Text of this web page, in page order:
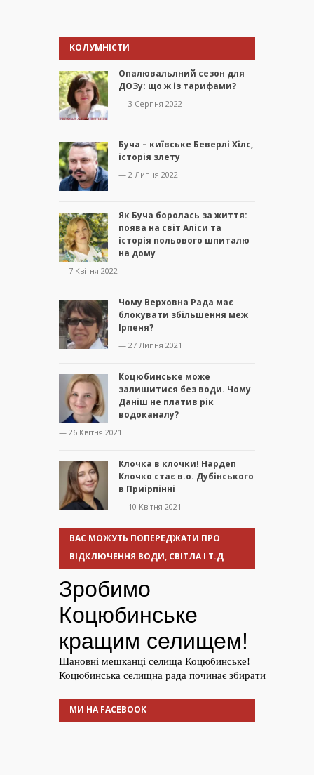
КОЛУМНІСТИ
Опалювальлний сезон для
ДОЗу: що ж із тарифами?
— 3 Серпня 2022
Буча – київське Беверлі Хілс,
історія злету
— 2 Липня 2022
Як Буча боролась за життя:
поява на світ Аліси та
історія польового шпиталю
на дому
— 7 Квітня 2022
Чому Верховна Рада має
блокувати збільшення меж
Ірпеня?
— 27 Липня 2021
Коцюбинське може
залишитися без води. Чому
Даніш не платив рік
водоканалу?
— 26 Квітня 2021
Клочка в клочки! Нардеп
Клочко стає в.о. Дубінського
в Приірпінні
— 10 Квітня 2021
ВАС МОЖУТЬ ПОПЕРЕДЖАТИ ПРО
ВІДКЛЮЧЕННЯ ВОДИ, СВІТЛА І Т.Д
МИ НА FACEBOOK